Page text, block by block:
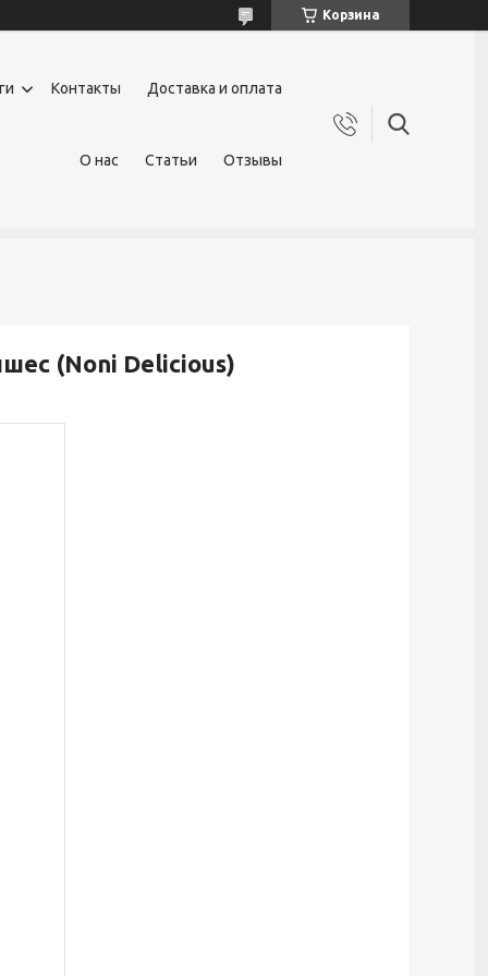
Корзина
Контакты Доставка и оплата
О нас Статьи Отзывы
(Noni Delicious)